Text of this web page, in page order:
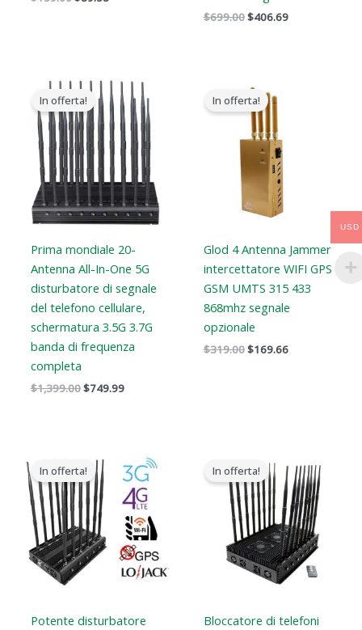
$699.00$406.69
In offerta!
Prima mondiale 20-
Antenna All-In-One 5G
disturbatore di segnale
del telefono cellulare,
schermatura 3.5G 3.7G
banda di frequenza
completa
$1,399.00
prezzo
originale
era:
$1,399.00.
$749.99
prezzo
attuale
è:
$749.99.
In offerta!
Glod 4 Antenna Jammer
intercettatore WIFI GPS
GSM UMTS 315 433
868mhz segnale
opzionale
$319.00
prezzo
originale
era:
$319.00.
$169.66
In offerta!
Potente disturbatore
prezzo
originale
era:
$1,199.00.
prezzo
attuale
è:
$609.99.
In offerta!
Bloccatore di telefoni
prezzo
originale
era:
$1,799.00.
prezzo
attuale
è:
$1,219.99.
USD